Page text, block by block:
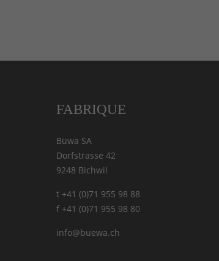
FABRIQUE
Büwa SA
Dorfstrasse 42
9248 Bichwil
t +41 (0)71 955 98 88
f +41 (0)71 955 98 80
info@buewa.ch